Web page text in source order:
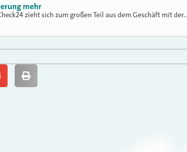
mehr
zieht sich zum großen Teil aus dem Geschäft mit